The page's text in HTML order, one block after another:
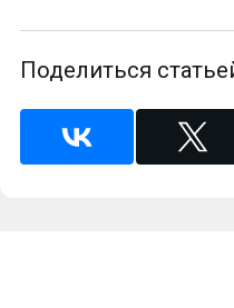
Поделиться